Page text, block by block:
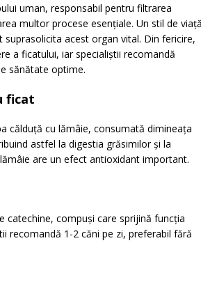
uman, responsabil pentru filtrarea
multor procese esențiale. Un stil de viață
acest organ vital. Din fericire,
a ficatului, iar specialiștii recomandă
sănătate optime.
ficat
călduță cu lămâie, consumată dimineața
astfel la digestia grăsimilor și la
are un efect antioxidant important.
catechine, compuși care sprijină funcția
recomandă 1-2 căni pe zi, preferabil fără